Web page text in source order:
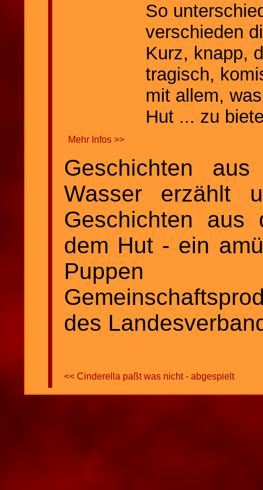
So
verschieden
Kurz, knapp,
tragisch,
mit allem,
Hut ... zu
Mehr Infos >>
Geschichten
Wasser erzählt
Geschichten aus
dem Hut - ein
Puppen
des
<< Cinderella paßt was nicht - abgespielt